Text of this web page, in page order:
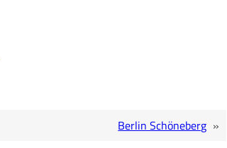
Berlin Schöneberg »